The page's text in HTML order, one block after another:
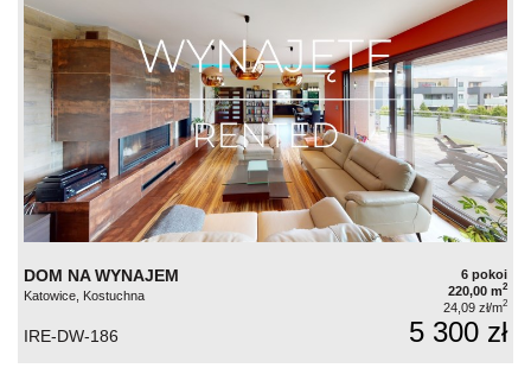
DOM NA WYNAJEM
Katowice, Kostuchna
6 pokoi
220,00 m2
24,09 zł/m2
IRE-DW-186 5 300 zł